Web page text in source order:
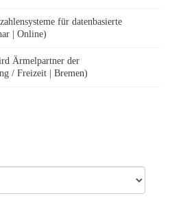
für datenbasierte
| Online)
Ärmelpartner der
/ Freizeit | Bremen)